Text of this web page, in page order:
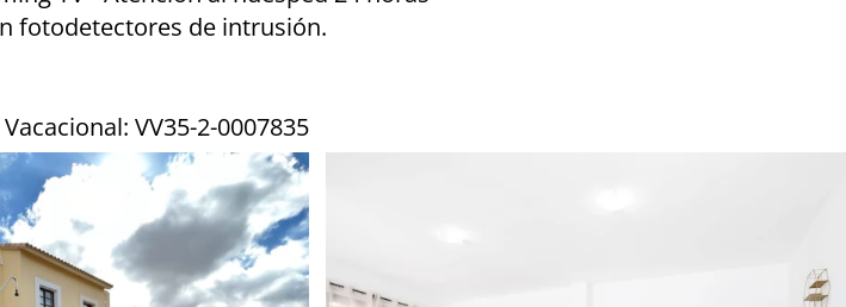
fotodetectores de intrusión.
VV35-2-0007835